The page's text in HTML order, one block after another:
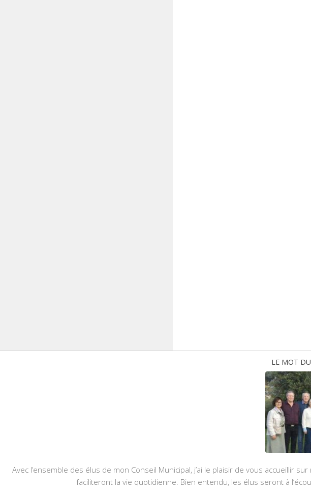
LE MOT
Avec l’ensemble des élus de mon Conseil Municipal, j’ai le plaisir de vous accueillir
faciliteront la vie quotidienne. Bien entendu, les élus seront à